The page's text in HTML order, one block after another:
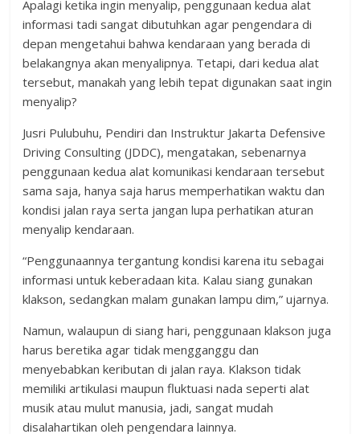
Apalagi ketika ingin menyalip, penggunaan kedua alat
informasi tadi sangat dibutuhkan agar pengendara di
depan mengetahui bahwa kendaraan yang berada di
belakangnya akan menyalipnya. Tetapi, dari kedua alat
tersebut, manakah yang lebih tepat digunakan saat ingin
menyalip?
Jusri Pulubuhu, Pendiri dan Instruktur Jakarta Defensive
Driving Consulting (JDDC), mengatakan, sebenarnya
penggunaan kedua alat komunikasi kendaraan tersebut
sama saja, hanya saja harus memperhatikan waktu dan
kondisi jalan raya serta jangan lupa perhatikan aturan
menyalip kendaraan.
“Penggunaannya tergantung kondisi karena itu sebagai
informasi untuk keberadaan kita. Kalau siang gunakan
klakson, sedangkan malam gunakan lampu dim,” ujarnya.
Namun, walaupun di siang hari, penggunaan klakson juga
harus beretika agar tidak mengganggu dan
menyebabkan keributan di jalan raya. Klakson tidak
memiliki artikulasi maupun fluktuasi nada seperti alat
musik atau mulut manusia, jadi, sangat mudah
disalahartikan oleh pengendara lainnya.